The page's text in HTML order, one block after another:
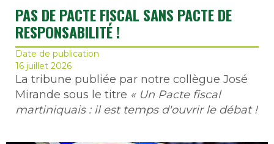
PAS DE PACTE FISCAL SANS PACTE DE
RESPONSABILITÉ !
Date de publication
16 juillet 2026
La tribune publiée par notre collègue José
Mirande sous le titre « Un Pacte fiscal
martiniquais : il est temps d'ouvrir le débat !